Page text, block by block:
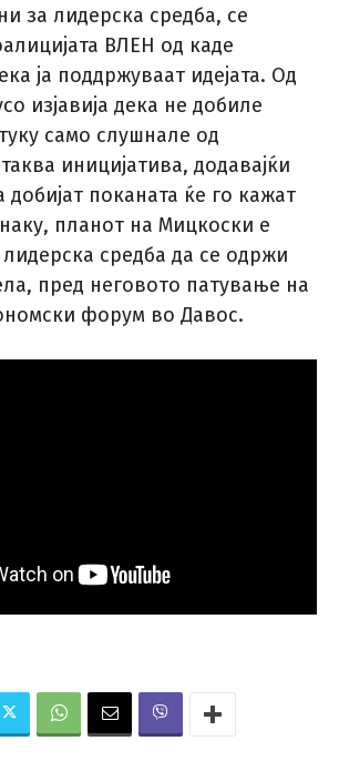
за лидерска средба, се
ВЛЕН од каде
ја поддржуваат идејата. Од
изјавија дека не добиле
само слушнале од
иницијатива, додавајќи
добијат поканата ќе го кажат
планот на Мицкоски е
средба да се одржи
пред неговото патување на
форум во Давос.